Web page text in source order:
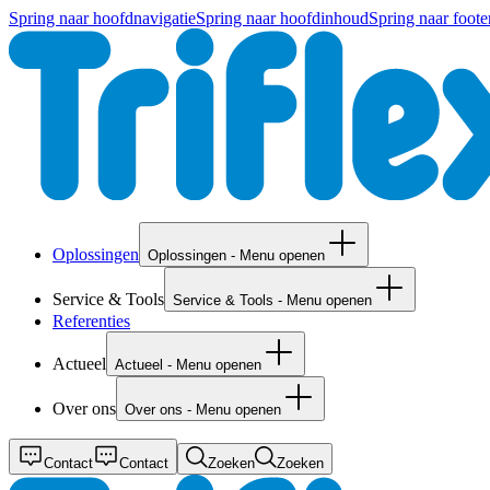
Spring naar hoofdnavigatieSpring naar hoofdinhoudSpring naar
Oplossingen Oplossingen - Menu openen
Service & Tools Service & Tools - Menu openen
Referenties
Actueel Actueel - Menu openen
Over ons Over ons - Menu openen
Contact Contact Zoeken Zoeken